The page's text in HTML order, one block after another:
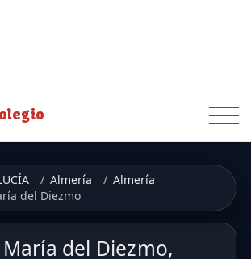
Almería
Almería
del Diezmo
María del Diezmo,